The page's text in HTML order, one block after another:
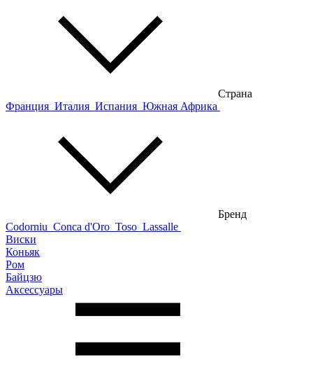
Страна
Франция Италия Испания Южная Африка
Бренд
Codorniu Conca d'Oro Toso Lassalle
Виски
Коньяк
Ром
Байцзю
Аксессуары